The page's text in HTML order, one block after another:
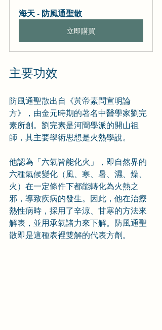
海天 - 防風通聖散
立即購買
主要功效
防風通聖散出自《黃帝素問宣明論
方》，由金元時期的著名中醫學家劉完
素所創。劉完素是河間學派的開山祖
師，其主要學術思想是火熱學說。
他認為「六氣皆能化火」，即自然界的
六種氣候變化（風、寒、暑、濕、燥、
火）在一定條件下都能轉化為火熱之
邪，導致疾病的發生。因此，他在治療
熱性病時，採用了辛涼、甘寒的方法來
解表，並用承氣諸力來下解。防風通聖
散即是這種表裡雙解的代表方劑。